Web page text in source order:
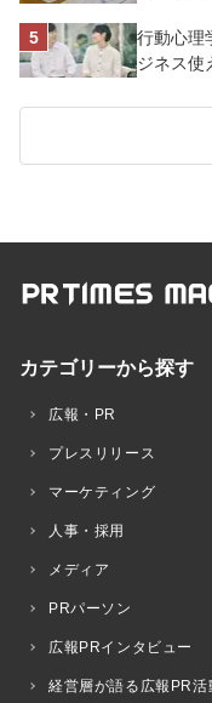
行動心理
ジネス使
カテゴリーから探す
広報・PR
プレスリリース
マーケティング
人事・採用
メディア
PRパーソン
広報PRインタビュー
経営層が語る広報PR活